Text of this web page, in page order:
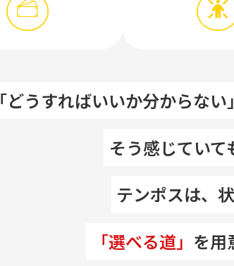
「どうすればいいか分からない」
そう感じていて
テンポスは、
「選べる道」 を用